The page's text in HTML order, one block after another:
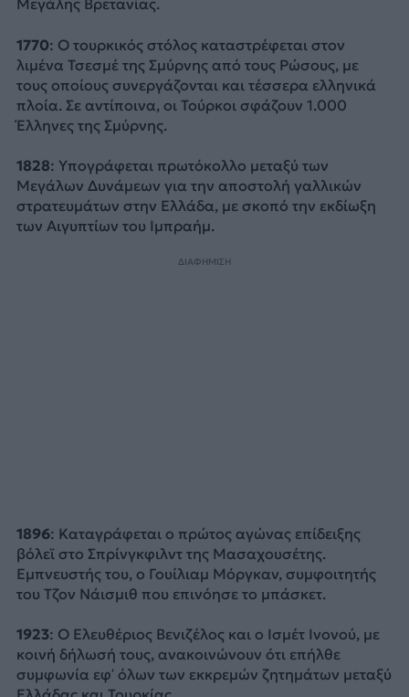
Μεγάλης Βρετανίας.
1770: Ο τουρκικός στόλος καταστρέφεται στον
λιμένα Τσεσμέ της Σμύρνης από τους Ρώσους, με
τους οποίους συνεργάζονται και τέσσερα ελληνικά
πλοία. Σε αντίποινα, οι Τούρκοι σφάζουν 1.000
Έλληνες της Σμύρνης.
1828: Υπογράφεται πρωτόκολλο μεταξύ των
Μεγάλων Δυνάμεων για την αποστολή γαλλικών
στρατευμάτων στην Ελλάδα, με σκοπό την εκδίωξη
των Αιγυπτίων του Ιμπραήμ.
ΔΙΑΦΗΜΙΣΗ
1896: Καταγράφεται ο πρώτος αγώνας επίδειξης
βόλεϊ στο Σπρίνγκφιλντ της Μασαχουσέτης.
Εμπνευστής του, ο Γουίλιαμ Μόργκαν, συμφοιτητής
του Τζον Νάισμιθ που επινόησε το μπάσκετ.
1923: Ο Ελευθέριος Βενιζέλος και ο Ισμέτ Ινονού, με
κοινή δήλωσή τους, ανακοινώνουν ότι επήλθε
συμφωνία εφ’ όλων των εκκρεμών ζητημάτων μεταξύ